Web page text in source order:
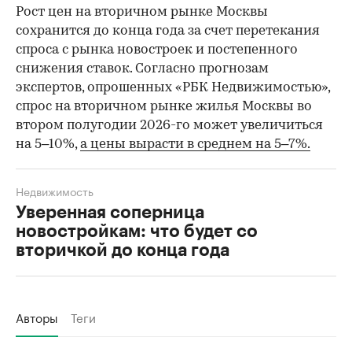
Рост цен на вторичном рынке Москвы
сохранится до конца года за счет перетекания
спроса с рынка новостроек и постепенного
снижения ставок. Согласно прогнозам
экспертов, опрошенных «РБК Недвижимостью»,
спрос на вторичном рынке жилья Москвы во
втором полугодии 2026-го может увеличиться
на 5–10%,а цены вырасти в среднем на 5–7%.
Уверенная соперница
новостройкам: что будет со
вторичкой до конца года
Недвижимость
Авторы Теги